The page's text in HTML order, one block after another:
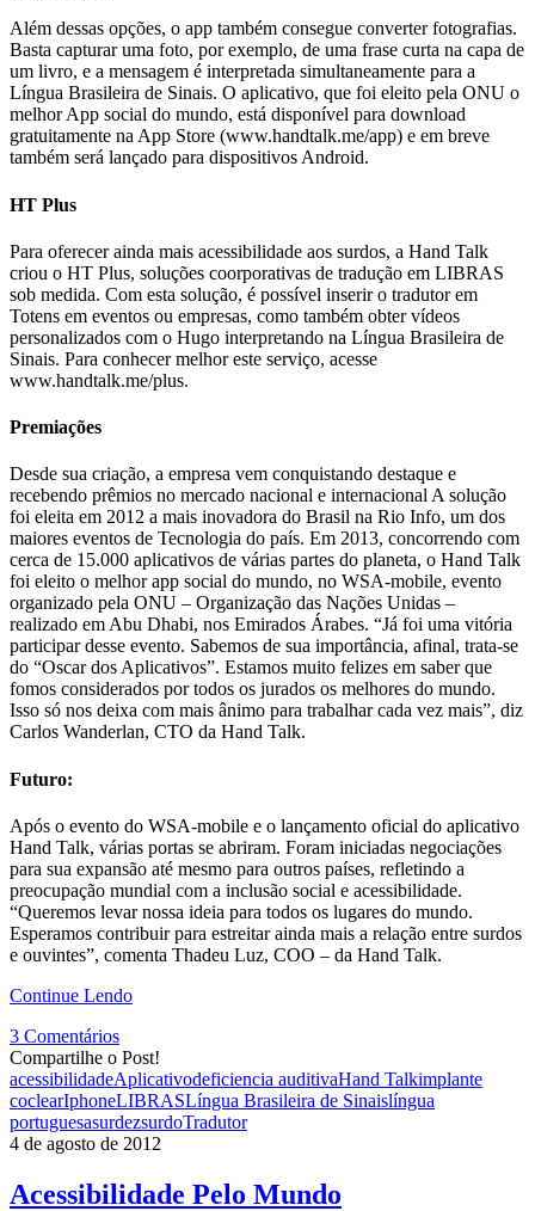
Além dessas opções, o app também consegue converter fotografias.
Basta capturar uma foto, por exemplo, de uma frase curta na capa de
um livro, e a mensagem é interpretada simultaneamente para a
Língua Brasileira de Sinais. O aplicativo, que foi eleito pela ONU o
melhor App social do mundo, está disponível para download
gratuitamente na App Store (www.handtalk.me/app) e em breve
também será lançado para dispositivos Android.
HT Plus
Para oferecer ainda mais acessibilidade aos surdos, a Hand Talk
criou o HT Plus, soluções coorporativas de tradução em LIBRAS
sob medida. Com esta solução, é possível inserir o tradutor em
Totens em eventos ou empresas, como também obter vídeos
personalizados com o Hugo interpretando na Língua Brasileira de
Sinais. Para conhecer melhor este serviço, acesse
www.handtalk.me/plus.
Premiações
Desde sua criação, a empresa vem conquistando destaque e
recebendo prêmios no mercado nacional e internacional A solução
foi eleita em 2012 a mais inovadora do Brasil na Rio Info, um dos
maiores eventos de Tecnologia do país. Em 2013, concorrendo com
cerca de 15.000 aplicativos de várias partes do planeta, o Hand Talk
foi eleito o melhor app social do mundo, no WSA-mobile, evento
organizado pela ONU – Organização das Nações Unidas –
realizado em Abu Dhabi, nos Emirados Árabes. “Já foi uma vitória
participar desse evento. Sabemos de sua importância, afinal, trata-se
do “Oscar dos Aplicativos”. Estamos muito felizes em saber que
fomos considerados por todos os jurados os melhores do mundo.
Isso só nos deixa com mais ânimo para trabalhar cada vez mais”, diz
Carlos Wanderlan, CTO da Hand Talk.
Futuro:
Após o evento do WSA-mobile e o lançamento oficial do aplicativo
Hand Talk, várias portas se abriram. Foram iniciadas negociações
para sua expansão até mesmo para outros países, refletindo a
preocupação mundial com a inclusão social e acessibilidade.
“Queremos levar nossa ideia para todos os lugares do mundo.
Esperamos contribuir para estreitar ainda mais a relação entre surdos
e ouvintes”, comenta Thadeu Luz, COO – da Hand Talk.
Continue Lendo
3 Comentários
Compartilhe o Post!
acessibilidadeAplicativodeficiencia auditivaHand Talkimplante
coclearIphoneLIBRASLíngua Brasileira de Sinaislíngua
portuguesasurdezsurdoTradutor
4 de agosto de 2012
Acessibilidade Pelo Mundo